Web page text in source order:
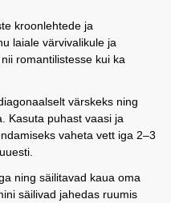
kroonlehtede ja
laiale värvivalikule ja
romantilistesse kui ka
värskeks ning
Kasuta puhast vaasi ja
vaheta vett iga 2–3
ning säilitavad kaua oma
säilivad jahedas ruumis